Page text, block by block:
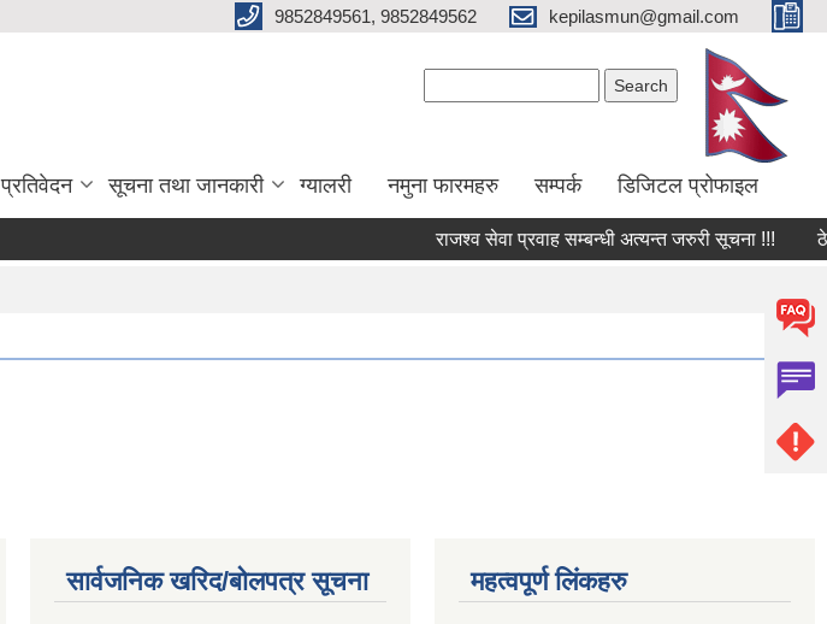
9852849561, 9852849562 kepilasmun@gmail.com
प्रतिवेदन सूचना तथा जानकारी ग्यालरी नमुना फारमहरु सम्पर्क डिजिटल प्रोफाइल
राजश्व सेवा प्रवाह सम्बन्धी अत्यन्त जरुरी सूचना !!!
सार्वजनिक खरिद/बोलपत्र सूचना महत्वपूर्ण लिंकहरु